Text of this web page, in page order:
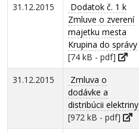
31.12.2015
Dodatok č. 1 k
Zmluve o zverení
majetku mesta
Krupina do správy
[74 kB - pdf]
31.12.2015
Zmluva o
dodávke a
distribúcii elektriny
[972 kB - pdf]